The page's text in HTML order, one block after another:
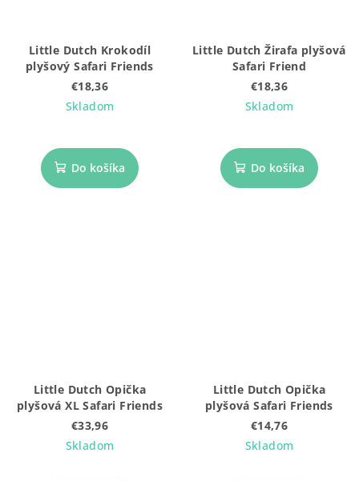
Little Dutch Krokodíl
plyšový Safari Friends
€18,36
Skladom
Do košíka
Little Dutch Žirafa plyšová
Safari Friend
€18,36
Skladom
Do košíka
Little Dutch Opička
plyšová XL Safari Friends
€33,96
Skladom
Little Dutch Opička
plyšová Safari Friends
€14,76
Skladom